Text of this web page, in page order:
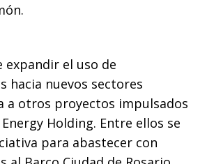
expandir el uso de
hacia nuevos sectores
a otros proyectos impulsados
Holding. Entre ellos se
para abastecer con